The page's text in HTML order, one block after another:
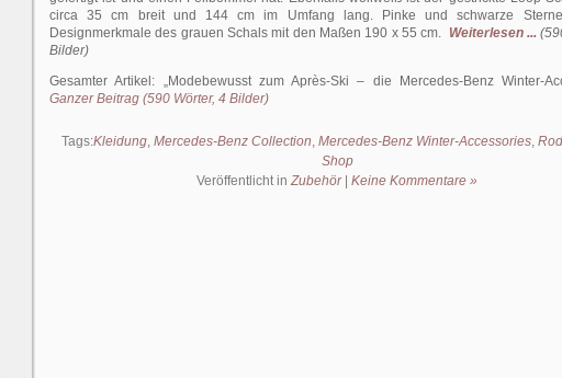
circa 35 cm breit und 144 cm im Umfang lang. Pinke und schwarze
Designmerkmale des grauen Schals mit den Maßen 190 x 55 cm. Weiterlesen ...
Bilder)
Gesamter Artikel:
Modebewusst zum Après-Ski – die Mercedes-Benz Winter-
Ganzer Beitrag (590 Wörter, 4 Bilder)
Tags:Kleidung, Mercedes-Benz Collection, Mercedes-Benz Winter-Accessories,
Shop
Veröffentlicht in Zubehör| Keine Kommentare »